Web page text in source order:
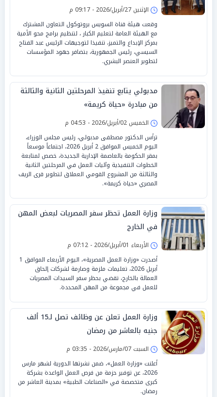
الإثنين 27/أبريل/2026 - 09:17 م
وقعت هيئة قناة السويس بروتوكول التعاون المشترك
مع الهيئة العامة لتعليم الكبار ، لتنظيم برامج محو الأمية
بمركز الإبداع والتميز، تنفيذا لتوجيهات الرئيس عبد الفتاح
السيسي، رئيس الجمهورية، بتضافر جهود المؤسسات
لتطوير العنصر البشري.
مدبولي يتابع تنفيذ المرحلتين الثانية والثالثة
من مبادرة «حياة كريمة»
الخميس 02/أبريل/2026 - 04:53 م
ترأس الدكتور مصطفى مدبولي، رئيس مجلس الوزراء،
اليوم الخميس الموافق 2 أبريل 2026، اجتماعاً موسعاً
بمقر الحكومة بالعاصمة الإدارية الجديدة، خصص لمتابعة
الخطوات التنفيذية وآليات العمل في المرحلتين الثانية
والثالثة من المشروع القومي العملاق لتطوير قرى الريف
المصري «حياة كريمة».
وزارة العمل تحظر سفر المصريات لبعض المهن
في الخارج
الأربعاء 01/أبريل/2026 - 07:12 م
أصدرت «وزارة العمل المصرية»، اليوم الأربعاء الموافق 1
أبريل 2026، تعليمات ملزمة وصارمة لشركات إلحاق
العمالة بالخارج، تقضي بحظر سفر السيدات المصريات
للعمل في مجموعة من المهن المحددة.
وزارة العمل تعلن عن وظائف تصل لـ15 ألف
جنيه بالعاشر من رمضان
السبت 07/مارس/2026 - 03:35 م
أعلنت «وزارة العمل»، ضمن نشرتها الدورية لشهر مارس
2026، عن توفير حزمة من فرص العمل الواعدة بشركة
كبرى متخصصة في «الصناعات الطبية» بمدينة العاشر من
رمضان.